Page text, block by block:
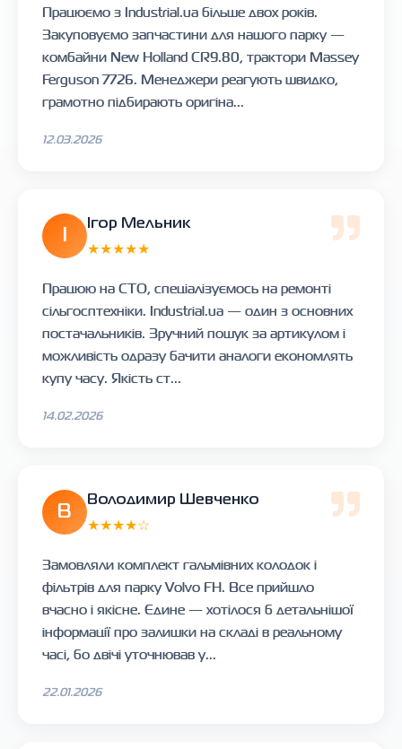
Працюємо з Industrial.ua більше двох років.
Закуповуємо запчастини для нашого парку —
комбайни New Holland CR9.80, трактори Massey
Ferguson 7726. Менеджери реагують швидко,
грамотно підбирають оригіна...
12.03.2026
Ігор Мельник
★★★★★
Працюю на СТО, спеціалізуємось на ремонті
сільгосптехніки. Industrial.ua — один з основних
постачальників. Зручний пошук за артикулом і
можливість одразу бачити аналоги економлять
купу часу. Якість ст...
14.02.2026
В
Володимир Шевченко
★★★★☆
Замовляли комплект гальмівних колодок і
фільтрів для парку Volvo FH. Все прийшло
вчасно і якісне. Єдине — хотілося б детальнішої
інформації про залишки на складі в реальному
часі, бо двічі уточнював у...
22.01.2026